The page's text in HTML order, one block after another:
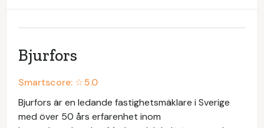
Bjurfors
Smartscore: ☆5.0
Bjurfors är en ledande fastighetsmäklare i Sverige
med över 50 års erfarenhet inom